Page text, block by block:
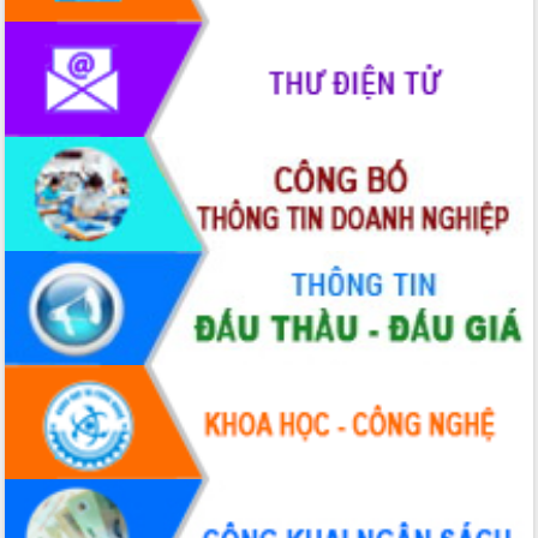
phát triển mới
Thường trực HĐND tỉnh Đắk Lắk gặp
mặt Đoàn chuyên gia y tế TP. Hồ Chí
Lễ truy điệu và an táng hài cốt liệt sĩ
tại Nghĩa trang Liệt sĩ xã Sơn Hòa
Bàn giải pháp tháo gỡ khó khăn trong
xuất khẩu sầu riêng và triển khai quy
định EUDR
Thứ trưởng Bộ Nông nghiệp và Môi
trường Nguyễn Hoàng Hiệp khảo sát
vùng trồng và doanh nghiệp đóng gói
sầu riêng tại Đắk Lắk
Trình diễn nghệ thuật chế biến các
món ăn từ sầu riêng
Đắk Lắk công bố Quy hoạch và xúc
tiến đầu tư tỉnh
Ngành cá ngừ Đắk Lắk chủ động thích
ứng để giữ vững thị trường xuất khẩu
Diễn đàn Kinh tế tư nhân Việt Nam đột